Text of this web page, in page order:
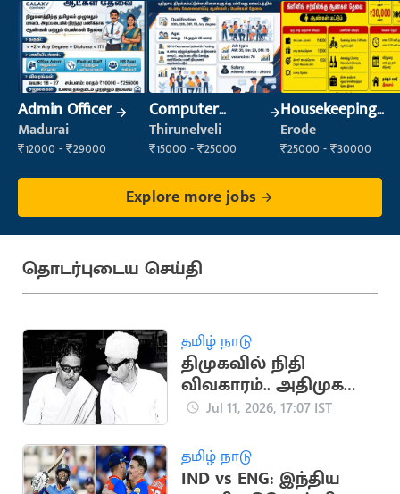
Admin Officer
Madurai
₹12000 - ₹29000
Computer
Operator
Thirunelveli
₹15000 - ₹25000
Housekeeping
Staff
(Housekeeping)
Erode
₹25000 - ₹30000
Explore more jobs
தொடர்புடைய செய்தி
தமிழ் நாடு
திமுகவில் நிதி
விவகாரம்.. அதிமுக
உருவாக காரணமான
Jul 11, 2026, 17:07 IST
தமிழ் நாடு
IND vs ENG: இந்திய